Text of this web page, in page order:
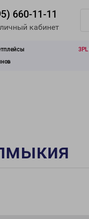
660-11-11
кабинет
3PL